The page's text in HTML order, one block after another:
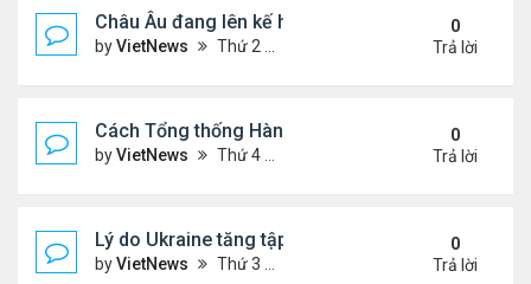
Châu Âu đang lên kế hoạch chi tiết về ý tưởng
byVietNews Thứ 2 Tháng 9 01, 2025 3:55 pm
0
Trả lời
Cách Tổng thống Hàn Quốc dập lửa căng thẳng
byVietNews Thứ 4 Tháng 8 27, 2025 4:57 pm
0
Trả lời
Lý do Ukraine tăng tập kích hạ tầng dầu mỏ Nga
byVietNews Thứ 3 Tháng 8 26, 2025 5:25 pm
0
Trả lời